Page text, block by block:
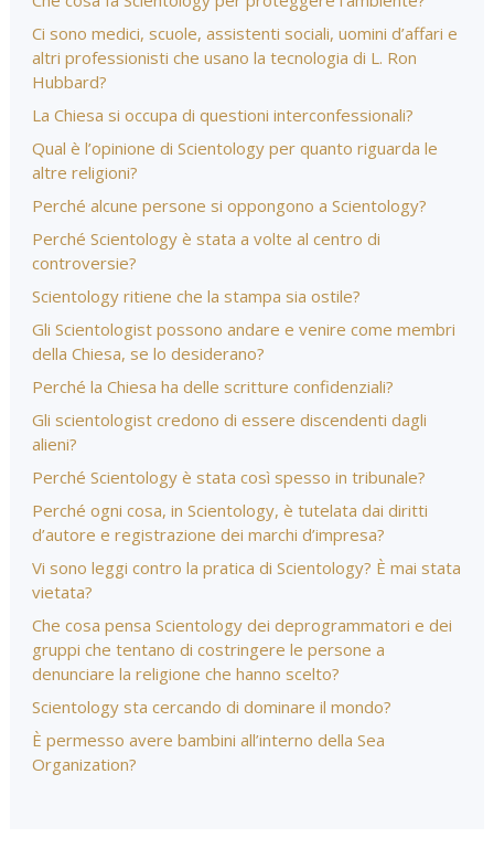
Ci sono medici, scuole, assistenti sociali, uomini d’affari e
altri professionisti che usano la tecnologia di L. Ron
Hubbard?
La Chiesa si occupa di questioni interconfessionali?
Qual è l’opinione di Scientology per quanto riguarda le
altre religioni?
Perché alcune persone si oppongono a Scientology?
Perché Scientology è stata a volte al centro di
controversie?
Scientology ritiene che la stampa sia ostile?
Gli Scientologist possono andare e venire come membri
della Chiesa, se lo desiderano?
Perché la Chiesa ha delle scritture confidenziali?
Gli scientologist credono di essere discendenti dagli
alieni?
Perché Scientology è stata così spesso in tribunale?
Perché ogni cosa, in Scientology, è tutelata dai diritti
d’autore e registrazione dei marchi d’impresa?
Vi sono leggi contro la pratica di Scientology? È mai stata
vietata?
Che cosa pensa Scientology dei deprogrammatori e dei
gruppi che tentano di costringere le persone a
denunciare la religione che hanno scelto?
Scientology sta cercando di dominare il mondo?
È permesso avere bambini all’interno della Sea
Organization?